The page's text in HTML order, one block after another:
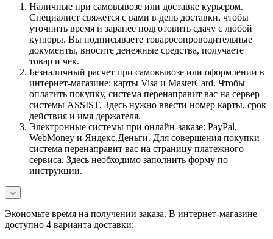
Наличные при самовывозе или доставке курьером.
Специалист свяжется с вами в день доставки, чтобы
уточнить время и заранее подготовить сдачу с любой
купюры. Вы подписываете товаросопроводительные
документы, вносите денежные средства, получаете
товар и чек.
Безналичный расчет при самовывозе или оформлении в
интернет-магазине: карты Visa и MasterCard. Чтобы
оплатить покупку, система перенаправит вас на сервер
системы ASSIST. Здесь нужно ввести номер карты, срок
действия и имя держателя.
Электронные системы при онлайн-заказе: PayPal,
WebMoney и Яндекс.Деньги. Для совершения покупки
система перенаправит вас на страницу платежного
сервиса. Здесь необходимо заполнить форму по
инструкции.
Экономьте время на получении заказа. В интернет-магазине
доступно 4 варианта доставки: